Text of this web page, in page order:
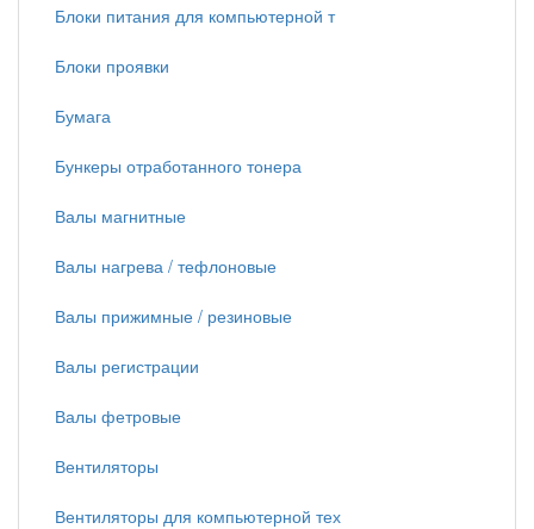
Блоки питания для компьютерной т
Блоки проявки
Бумага
Бункеры отработанного тонера
Валы магнитные
Валы нагрева / тефлоновые
Валы прижимные / резиновые
Валы регистрации
Валы фетровые
Вентиляторы
Вентиляторы для компьютерной тех